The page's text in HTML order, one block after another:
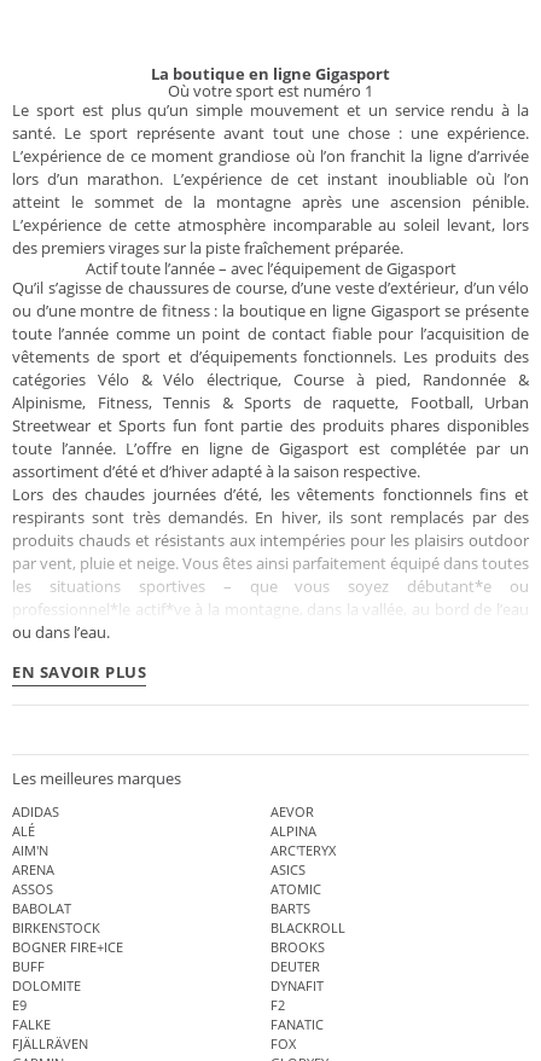
La boutique en ligne Gigasport
Où votre sport est numéro 1
Le sport est plus qu’un simple mouvement et un service rendu à la
santé. Le sport représente avant tout une chose : une expérience.
L’expérience de ce moment grandiose où l’on franchit la ligne d’arrivée
lors d’un marathon. L’expérience de cet instant inoubliable où l’on
atteint le sommet de la montagne après une ascension pénible.
L’expérience de cette atmosphère incomparable au soleil levant, lors
des premiers virages sur la piste fraîchement préparée.
Actif toute l’année – avec l’équipement de Gigasport
Qu’il s’agisse de chaussures de course, d’une veste d’extérieur, d’un vélo
ou d’une montre de fitness : la boutique en ligne Gigasport se présente
toute l’année comme un point de contact fiable pour l’acquisition de
vêtements de sport et d’équipements fonctionnels. Les produits des
catégories Vélo & Vélo électrique, Course à pied, Randonnée &
Alpinisme, Fitness, Tennis & Sports de raquette, Football, Urban
Streetwear et Sports fun font partie des produits phares disponibles
toute l’année. L’offre en ligne de Gigasport est complétée par un
assortiment d’été et d’hiver adapté à la saison respective.
Lors des chaudes journées d’été, les vêtements fonctionnels fins et
respirants sont très demandés. En hiver, ils sont remplacés par des
produits chauds et résistants aux intempéries pour les plaisirs outdoor
par vent, pluie et neige. Vous êtes ainsi parfaitement équipé dans toutes
les situations sportives – que vous soyez débutant*e ou
professionnel*le actif*ve à la montagne, dans la vallée, au bord de l’eau
ou dans l’eau.
EN SAVOIR PLUS
Les meilleures marques
ADIDAS
AEVOR
ALÉ
ALPINA
AIM'N
ARC'TERYX
ARENA
ASICS
ASSOS
ATOMIC
BABOLAT
BARTS
BIRKENSTOCK
BLACKROLL
BOGNER FIRE+ICE
BROOKS
BUFF
DEUTER
DOLOMITE
DYNAFIT
E9
F2
FALKE
FANATIC
FJÄLLRÄVEN
FOX